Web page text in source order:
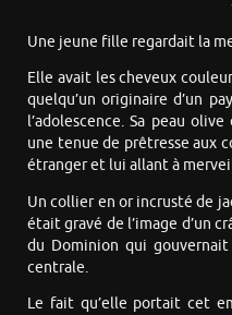
Une jeune fille regardait la
Elle avait les cheveux
quelqu’un originaire d’un
l’adolescence. Sa peau
une tenue de prêtresse aux
étranger et lui allant à
Un collier en or incrusté de
était gravé de l’image d’un
du Dominion qui
centrale.
Le fait qu’elle portait cet